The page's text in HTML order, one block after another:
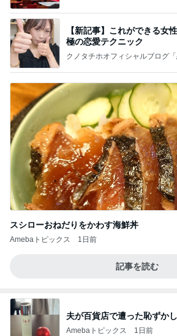
【新記事】これができる女
極の恋愛テクニック
クノタチホオフィシャルブログ
スシローおねだりをかわす海鮮丼
Amebaトピックス 1日前
記事を読む
夫が百貨店で遭った恥ずか
Amebaトピックス 1日前